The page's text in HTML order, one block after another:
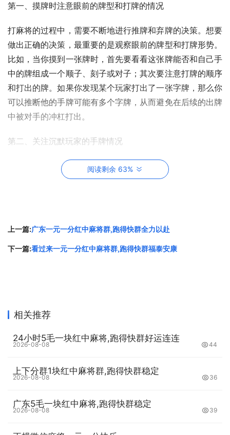
第一、摸牌时注意眼前的牌型和打牌的情况
打麻将的过程中，需要不断地进行推牌和弃牌的决策。想要
做出正确的决策，最重要的是观察眼前的牌型和打牌形势。
比如，当你摸到一张牌时，首先要看看这张牌能否和自己手
中的牌组成一个顺子、刻子或对子；其次要注意打牌的顺序
和打出的牌。如果你发现某个玩家打出了一张字牌，那么你
可以推断他的手牌可能有多个字牌，从而避免在后续的出牌
中被对手的冲杠打出。
第二、关注沉默玩家的手牌情况
在打麻将的过程中，有些玩家可能会选择沉默不语，不愿意
和别人聊天和交流。这时候，你可以通过观察他的打牌方式
做铺垫。除了观察打牌方式，你还可以通过计算剩余未出的
杠，算法会比明杠更高，不会让其他玩家知道你的手牌情
如，当你的手牌中已经有了自己的刻子，而对手的手牌中还
的胡牌范围，并让对手的手牌更加不稳定。
第四、主动出牌稳住局面
阅读剩余 63%
上一篇:广东一元一分红中麻将群,跑得快群全力以赴
下一篇:看过来一元一分红中麻将群,跑得快群福泰安康
相关推荐
24小时5毛一块红中麻将,跑得快群好运连连
2026-08-08 44
上下分群1块红中麻将群,跑得快群稳定
2026-08-08 36
广东5毛一块红中麻将,跑得快群稳定
2026-08-08 39